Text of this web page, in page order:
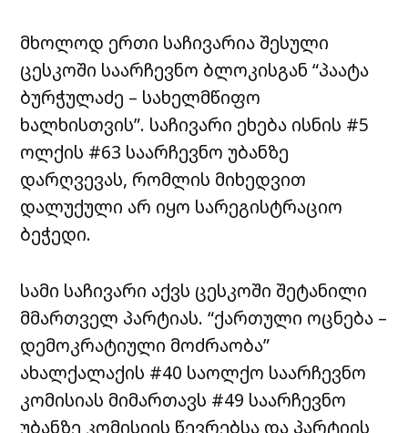
მხოლოდ ერთი საჩივარია შესული
ცესკოში საარჩევნო ბლოკისგან “პაატა
ბურჭულაძე – სახელმწიფო
ხალხისთვის”. საჩივარი ეხება ისნის #5
ოლქის #63 საარჩევნო უბანზე
დარღვევას, რომლის მიხედვით
დალუქული არ იყო სარეგისტრაციო
ბეჭედი.
სამი საჩივარი აქვს ცესკოში შეტანილი
მმართველ პარტიას. “ქართული ოცნება –
დემოკრატიული მოძრაობა”
ახალქალაქის #40 საოლქო საარჩევნო
კომისიას მიმართავს #49 საარჩევნო
უბანზე კომისიის წევრებსა და პარტიის